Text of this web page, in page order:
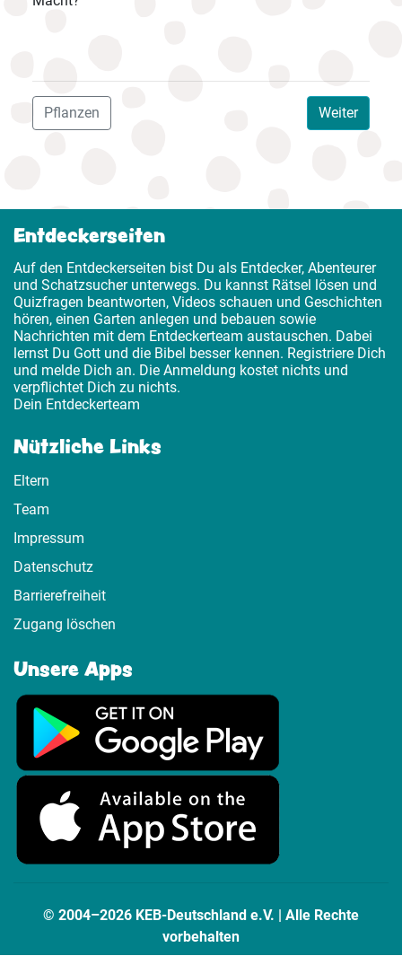
Weiter
Pflanzen
Entdeckerseiten
Auf den Entdeckerseiten bist Du als Entdecker, Abenteurer
und Schatzsucher unterwegs. Du kannst Rätsel lösen und
Quizfragen beantworten, Videos schauen und Geschichten
hören, einen Garten anlegen und bebauen sowie
Nachrichten mit dem Entdeckerteam austauschen. Dabei
lernst Du Gott und die Bibel besser kennen. Registriere Dich
und melde Dich an. Die Anmeldung kostet nichts und
verpflichtet Dich zu nichts.
Dein Entdeckerteam
Nützliche Links
Eltern
Team
Impressum
Datenschutz
Barrierefreiheit
Zugang löschen
Unsere Apps
© 2004–2026 KEB-Deutschland e.V. | Alle Rechte
vorbehalten